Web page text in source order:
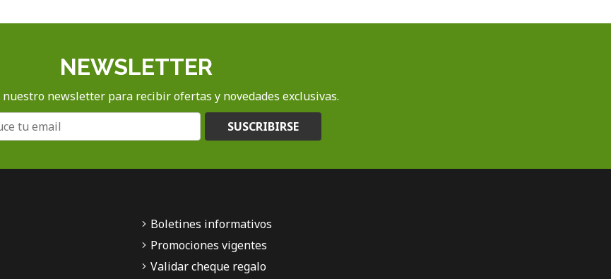
NEWSLETTER
nuestro newsletter para recibir ofertas y novedades exclusivas.
SUSCRIBIRSE
Boletines informativos
Promociones vigentes
Validar cheque regalo